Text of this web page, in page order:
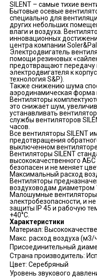
SILENT – самые тихие
Бытовые осевые
специально для
других небольших
влаги и воздуха.
инновационных
центра компании
Электродвигатель
помощи резиновых
предотвращают передачу
электродвигателя к
технология S&P).
Также снижению шума
аэродинамическая форма
Вентиляторы
это снижает шум,
устанавливать
службы вентиляторов
часов.
Все вентиляторы SILENT
предотвращения
выключенном
Вентиляторы SILENT
высококачественного АБС
безопасен и не меняет
Максимальный расход
Вентиляторы
воздуховодам диаметром
Малошумные вентиляторы
электробезопасности, и
защиты IP 45 и рабочую
+40°С.
Характеристики
Материал:
Макс. расход воздуха (м3/
Присоединительный
Страна производитель:
Цвет: Серебряный
Уровень звукового